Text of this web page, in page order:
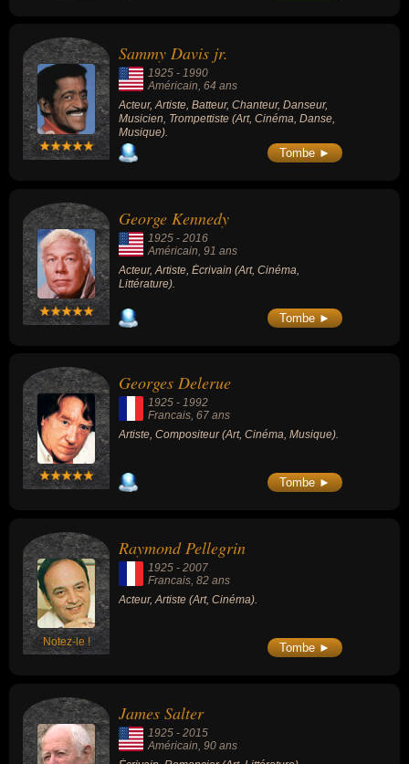
fois le Molière du comédien (1998 et 2005)
pour 7 nominations. En 2014, Fabrice
Luchini lui remet un Molière d'honneur.
Sammy Davis jr.
1925 - 1990
Américain, 64 ans
Acteur, Artiste, Batteur, Chanteur, Danseur,
Musicien, Trompettiste (Art, Cinéma, Danse,
Musique).
Tombe ►
George Kennedy
1925 - 2016
Américain, 91 ans
Acteur, Artiste, Écrivain (Art, Cinéma,
Littérature).
Tombe ►
Georges Delerue
1925 - 1992
Francais, 67 ans
Artiste, Compositeur (Art, Cinéma, Musique).
Tombe ►
Notez-le !
Raymond Pellegrin
1925 - 2007
Francais, 82 ans
Acteur, Artiste (Art, Cinéma).
Tombe ►
James Salter
1925 - 2015
Américain , 90 ans